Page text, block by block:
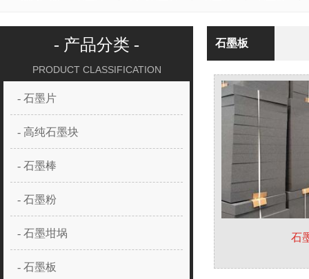
|异型磨具 |
- 产品分类 -
PRODUCT CLASSIFICATION
- 石墨片
- 高纯石墨块
- 石墨棒
- 石墨粉
- 石墨坩埚
- 石墨板
石墨板
石